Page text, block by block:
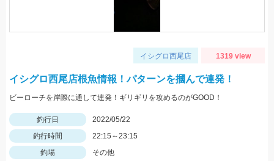
イシグロ西尾店 1319 view
イシグロ西尾店根魚情報！パターンを摑んで連発！
ビーローチを岸際に通して連発！ギリギリを攻めるのがGOOD！
釣行日
2022/05/22
釣行時間
22:15～23:15
釣場
その他